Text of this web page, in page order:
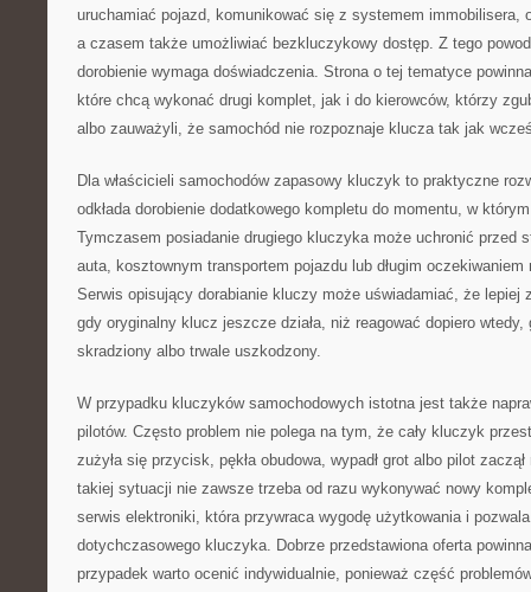
uruchamiać pojazd, komunikować się z systemem immobilisera,
a czasem także umożliwiać bezkluczykowy dostęp. Z tego
dorobienie wymaga doświadczenia. Strona o tej tematyce
które chcą wykonać drugi komplet, jak i do kierowców, którzy
albo zauważyli, że samochód nie rozpoznaje klucza tak jak
Dla właścicieli samochodów zapasowy kluczyk to praktyczne
odkłada dorobienie dodatkowego kompletu do momentu, w
Tymczasem posiadanie drugiego kluczyka może uchronić przed
auta, kosztownym transportem pojazdu lub długim oczekiwaniem
Serwis opisujący dorabianie kluczy może uświadamiać, że lepiej
gdy oryginalny klucz jeszcze działa, niż reagować dopiero
skradziony albo trwale uszkodzony.
W przypadku kluczyków samochodowych istotna jest także
pilotów. Często problem nie polega na tym, że cały kluczyk
zużyła się przycisk, pękła obudowa, wypadł grot albo pilot
takiej sytuacji nie zawsze trzeba od razu wykonywać nowy
serwis elektroniki, która przywraca wygodę użytkowania i
dotychczasowego kluczyka. Dobrze przedstawiona oferta
przypadek warto ocenić indywidualnie, ponieważ część